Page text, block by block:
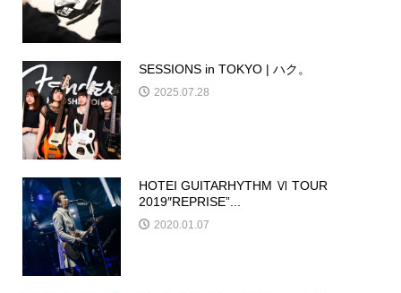
SESSIONS in TOKYO | ハク。
2025.07.28
HOTEI GUITARHYTHM Ⅵ TOUR
2019″REPRISE”...
2020.01.07